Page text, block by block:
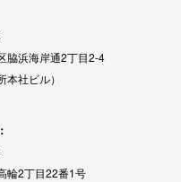
脇浜海岸通2丁目2-4
本社ビル）
輪2丁目22番1号